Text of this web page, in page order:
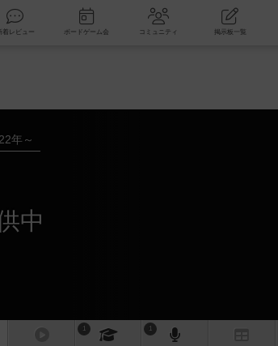
新着レビュー ボードゲーム会 コミュニティ
年～
中
1 1